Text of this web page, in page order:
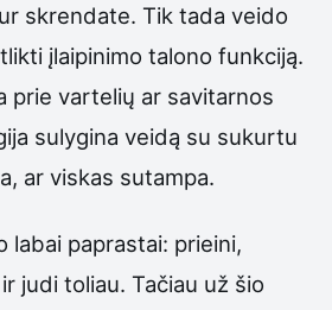
skrendate. Tik tada veido
įlaipinimo talono funkciją.
prie vartelių ar savitarnos
sulygina veidą su sukurtu
ar viskas sutampa.
labai paprastai: prieini,
judi toliau. Tačiau už šio